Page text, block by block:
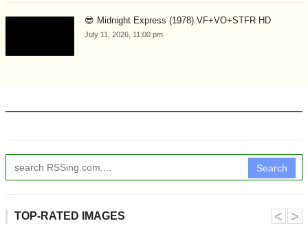
😎 Midnight Express (1978) VF+VO+STFR HD
July 11, 2026, 11:00 pm
Search
TOP-RATED IMAGES ˂ ˃